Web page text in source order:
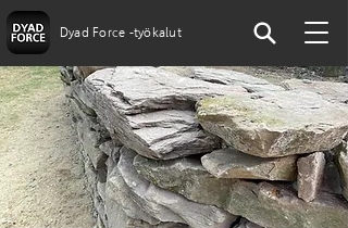
Dyad Force -työkalut